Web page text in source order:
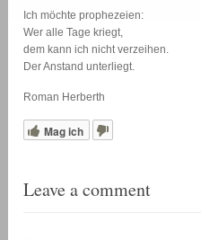
Ich möchte prophezeien:
Wer alle Tage kriegt,
dem kann ich nicht verzeihen.
Der Anstand unterliegt.
Roman Herberth
Mag ich
Leave a comment